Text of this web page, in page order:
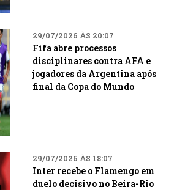
29/07/2026 ÀS 20:07
Fifa abre processos
disciplinares contra AFA e
jogadores da Argentina após
final da Copa do Mundo
29/07/2026 ÀS 18:07
Inter recebe o Flamengo em
duelo decisivo no Beira-Rio